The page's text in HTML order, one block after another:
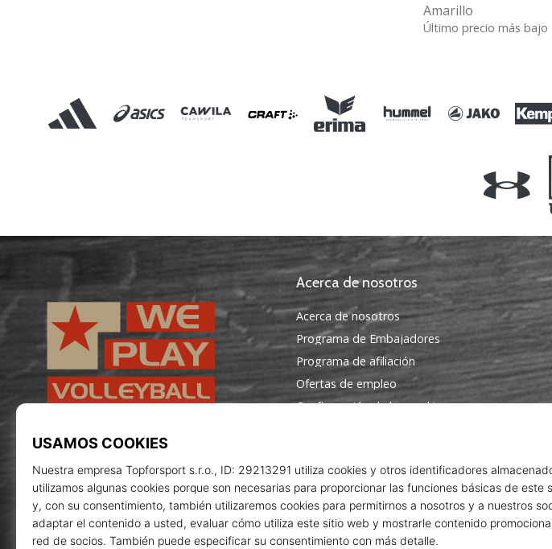
Amarillo
Último precio más bajo
WePlayVolleyball.es
Acerca de nosotros
Acerca de nosotros
Programa de Embajadores
Programa de afiliación
Ofertas de empleo
Configuración de las cookies